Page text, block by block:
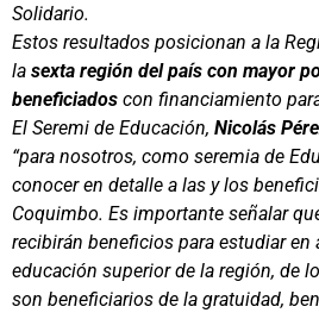
Solidario.
Estos resultados posicionan a la
la sexta región del país con mayor
beneficiados con financiamiento
El Seremi de Educación, Nicolás
“para nosotros, como seremia de
conocer en detalle a las y los
Coquimbo. Es importante señalar
recibirán beneficios para estudiar
educación superior de la región, de
son beneficiarios de la gratuidad,